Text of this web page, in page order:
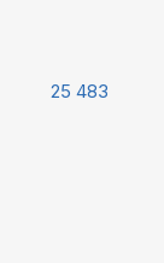
25 483